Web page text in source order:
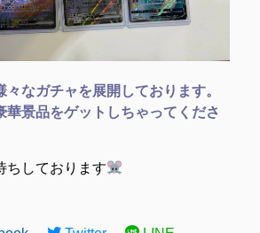
々なガチャを展開しております。
華景品をゲットしちゃってくださ
ちしております